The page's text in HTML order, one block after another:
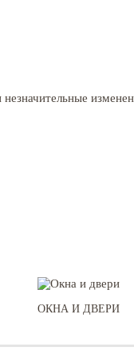
ОКНА И ДВЕРИ